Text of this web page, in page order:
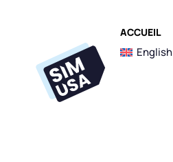
ACCUEIL
English